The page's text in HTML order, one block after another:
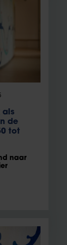
als
de
tot
naar